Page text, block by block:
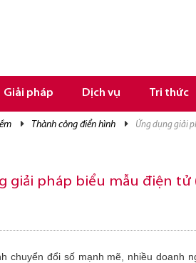
Giải pháp Dịch vụ Tri thức
thành công điển hình ứng dụng giải
giải pháp biểu mẫu điện
chuyển đổi số mạnh mẽ, nhiều doanh